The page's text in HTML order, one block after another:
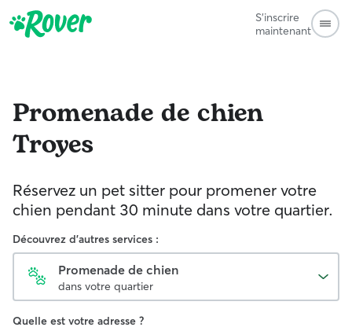
S'inscrire
maintenant
Promenade de chien
Troyes
Réservez un pet sitter pour promener votre
chien pendant 30 minute dans votre quartier.
Découvrez d'autres services :
Promenade de chien
dans votre quartier
Quelle est votre adresse ?